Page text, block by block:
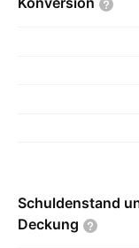
Schuldenstand
Deckung